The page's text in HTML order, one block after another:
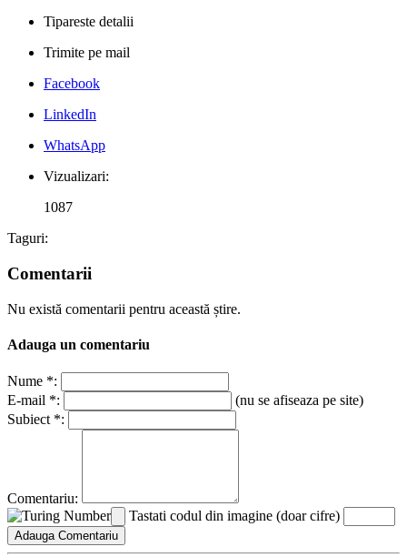
Tipareste detalii
Trimite pe mail
Facebook
LinkedIn
WhatsApp
Vizualizari:
1087
Taguri:
Comentarii
Nu există comentarii pentru această știre.
Adauga un comentariu
Nume *:
E-mail *:
(nu se afiseaza pe site)
Subiect *:
Comentariu:
Tastati codul din imagine (doar cifre)